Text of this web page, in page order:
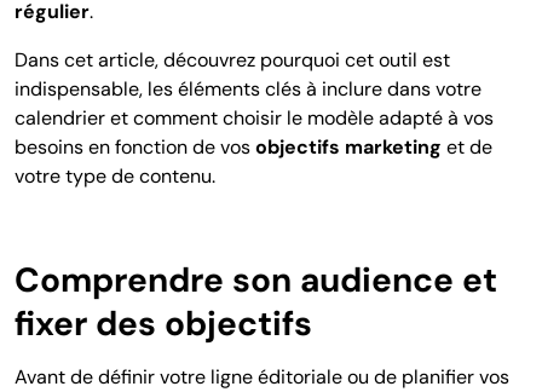
régulier.
Dans cet article, découvrez pourquoi cet outil est
indispensable, les éléments clés à inclure dans votre
calendrier et comment choisir le modèle adapté à vos
besoins en fonction de vosobjectifs marketing et de
votre type de contenu.
Comprendre son audience et
fixer des objectifs
Avant de définir votre ligne éditoriale ou de planifier vos